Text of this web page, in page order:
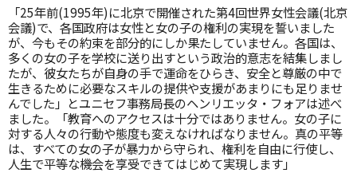
「25年前(1995年)に北京で開催された第4回世界女性会議(北京
会議)で、各国政府は女性と女の子の権利の実現を誓いました
が、今もその約束を部分的にしか果たしていません。各国は、
多くの女の子を学校に送り出すという政治的意志を結集しまし
たが、彼女たちが自身の手で運命をひらき、安全と尊厳の中で
生きるために必要なスキルの提供や支援があまりにも足りませ
んでした」とユニセフ事務局長のヘンリエッタ・フォアは述べ
ました。「教育へのアクセスは十分ではありません。女の子に
対する人々の行動や態度も変えなければなりません。真の平等
は、すべての女の子が暴力から守られ、権利を自由に行使し、
人生で平等な機会を享受できてはじめて実現します」